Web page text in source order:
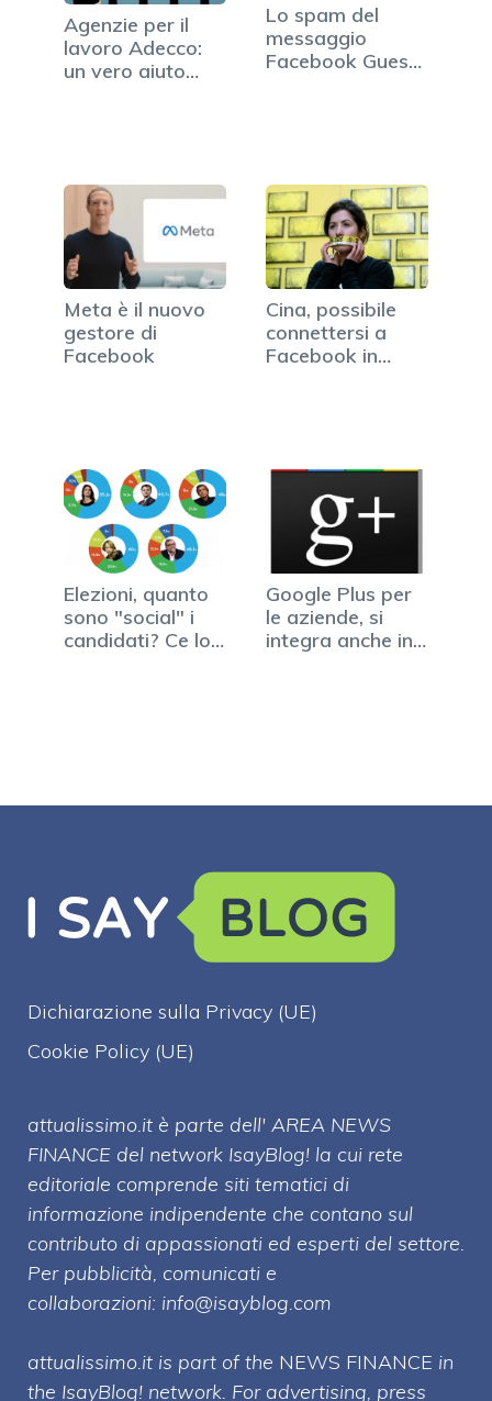
Agenzie per il
lavoro Adecco:
un vero aiuto
Lo spam del
messaggio
Facebook Guest:
Meta è il nuovo
gestore di
Facebook
Cina, possibile
connettersi a
Facebook in
Elezioni, quanto
sono "social" i
candidati? Ce lo…
Google Plus per
le aziende, si
integra anche in
Dichiarazione sulla Privacy (UE)
Cookie Policy (UE)
attualissimo.it è parte dell' AREA NEWS
FINANCE del network IsayBlog! la cui rete
editoriale comprende siti tematici di
informazione indipendente che contano sul
contributo di appassionati ed esperti del settore.
Per pubblicità, comunicati e
collaborazioni: info@isayblog.com
attualissimo.it is part of the NEWS FINANCE in
the IsayBlog! network. For advertising, press